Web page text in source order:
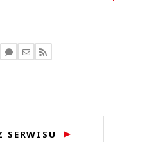
komentarzy
komentarze
SERWISU